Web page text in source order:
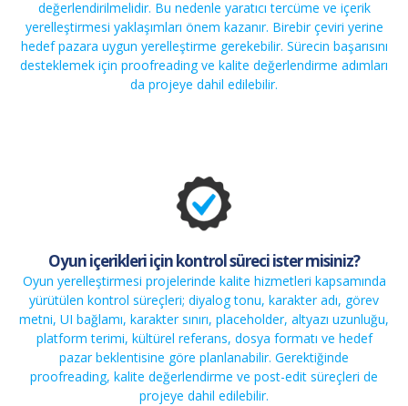
değerlendirilmelidir. Bu nedenle yaratıcı tercüme ve içerik
yerelleştirmesi yaklaşımları önem kazanır. Birebir çeviri yerine
hedef pazara uygun yerelleştirme gerekebilir. Sürecin başarısını
desteklemek için proofreadingve kalite değerlendirme adımları
da projeye dahil edilebilir.
Oyun içerikleri için kontrol süreci ister misiniz?
Oyun yerelleştirmesi projelerinde kalite hizmetleri kapsamında
yürütülen kontrol süreçleri; diyalog tonu, karakter adı, görev
metni, UI bağlamı, karakter sınırı, placeholder, altyazı uzunluğu,
platform terimi, kültürel referans, dosya formatı ve hedef
pazar beklentisine göre planlanabilir. Gerektiğinde
proofreading, kalite değerlendirme ve post-edit süreçleri de
projeye dahil edilebilir.